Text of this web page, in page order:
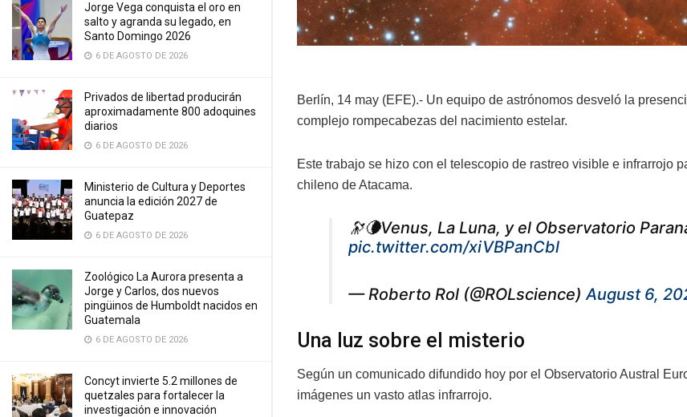
Jorge Vega conquista el oro en
salto y agranda su legado, en
Santo Domingo 2026
6 DE AGOSTO DE 2026
Privados de libertad producirán
aproximadamente 800 adoquines
diarios
6 DE AGOSTO DE 2026
Ministerio de Cultura y Deportes
anuncia la edición 2027 de
Guatepaz
6 DE AGOSTO DE 2026
Zoológico La Aurora presenta a
Jorge y Carlos, dos nuevos
pingüinos de Humboldt nacidos en
Guatemala
6 DE AGOSTO DE 2026
Concyt invierte 5.2 millones de
quetzales para fortalecer la
investigación e innovación
Berlín, 14 may (EFE).- Un equipo de astrónomos desveló la
complejo rompecabezas del nacimiento estelar.
Este trabajo se hizo con el telescopio de rastreo visible e infrarrojo
chileno de Atacama.
🔭🌘Venus, La Luna, y el Observatorio
pic.twitter.com/xiVBPanCbl
— Roberto Rol (@ROLscience) August 6,
Una luz sobre el misterio
Según un comunicado difundido hoy por el Observatorio Austral
imágenes un vasto atlas infrarrojo.